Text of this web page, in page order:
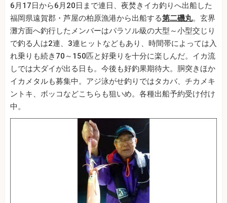
6月17日から6月20日まで連日、夜焚きイカ釣りへ出船した
福岡県遠賀郡・芦屋の柏原漁港から出船する第二磯丸。玄界
灘方面へ釣行したメンバーはパラソル級の大型～小型交じり
で釣る人は2連、3連ヒットなどもあり、時間帯によっては入
れ乗りも続き70～150匹と好乗りを十分に楽しんだ。イカ流
しでは大ダイが出る日も。今後も好釣果期待大。胴突きほか
イカメタルも募集中。アジ泳がせ釣りではタカバ、チカメキ
ントキ、ボッコなどこちらも狙いめ。各種出船予約受け付け
中。